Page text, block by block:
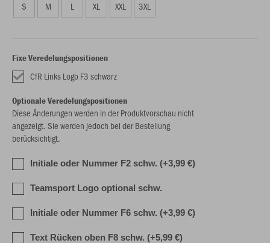
S M L XL XXL 3XL
Fixe Veredelungspositionen
CfR Links Logo F3 schwarz
Optionale Veredelungspositionen
Diese Änderungen werden in der Produktvorschau nicht
angezeigt. Sie werden jedoch bei der Bestellung
berücksichtigt.
Initiale oder Nummer F2 schw. (+3,99 €)
Teamsport Logo optional schw.
Initiale oder Nummer F6 schw. (+3,99 €)
Text Rücken oben F8 schw. (+5,99 €)